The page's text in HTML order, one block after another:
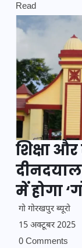
Read
शिक्षा
दीनदयाल
में होगा
गो गोरखपुर ब्यूरो
15 अक्टूबर 2025
0 Comments